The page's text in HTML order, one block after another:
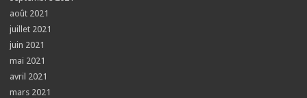
août 2021
juillet 2021
juin 2021
mai 2021
avril 2021
mars 2021